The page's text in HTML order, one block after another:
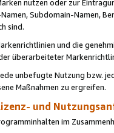
nutzen oder zur
Subdomain-Namen,
sind.
und die
überarbeiteter
unbefugte Nutzung bzw.
Maßnahmen zu ergreifen.
und
im